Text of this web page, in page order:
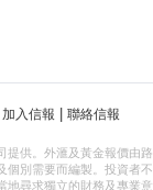
加入信報 聯絡信報
供。外滙及黃金報價由路
別需要而編製。投資者
尋求獨立的財務及專業